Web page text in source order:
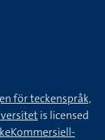
för teckenspråk,
is licensed